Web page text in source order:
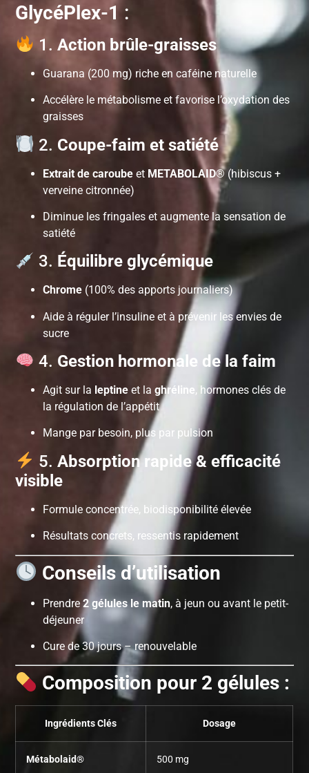
GlycéPlex-1 :
1. Action brûle-graisses
Guarana (200 mg) riche en caféine naturelle
Accélère le métabolisme et favorise l’oxydation des
graisses
2. Coupe-faim et satiété
Extrait de caroube et METABOLAID®(hibiscus +
verveine citronnée)
Diminue les fringales et augmente la sensation de
satiété
3. Équilibre glycémique
Chrome (100% des apports journaliers)
Aide à réguler l’insuline et à prévenir les envies de
sucre
4. Gestion hormonale de la faim
Agit sur la leptine et laghréline, hormones clés de
la régulation de l’appétit
Mange par besoin, plus par pulsion
5. Absorption rapide & efficacité
visible
Formule concentrée, biodisponibilité élevée
Résultats concrets, ressentis rapidement
Conseils d’utilisation
Prendre2 gélules le matin, à jeun ou avant le petit-
déjeuner
Cure de 30 jours – renouvelable
Composition pour 2 gélules :
Ingrédients Clés Dosage
Métabolaid® 500 mg